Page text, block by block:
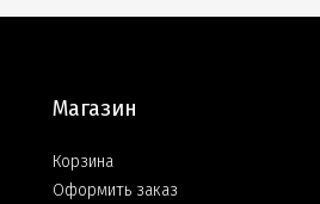
Магазин
Корзина
Оформить заказ